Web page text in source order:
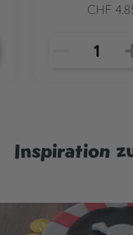
CHF
Inspiration